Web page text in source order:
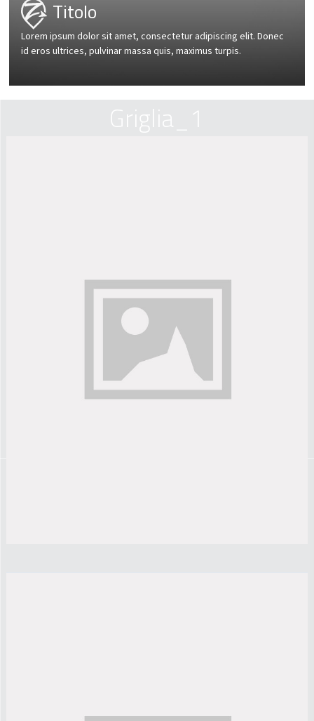
Titolo
Lorem ipsum dolor sit amet, consectetur adipiscing elit. Donec
id eros ultrices, pulvinar massa quis, maximus turpis.
Griglia_1